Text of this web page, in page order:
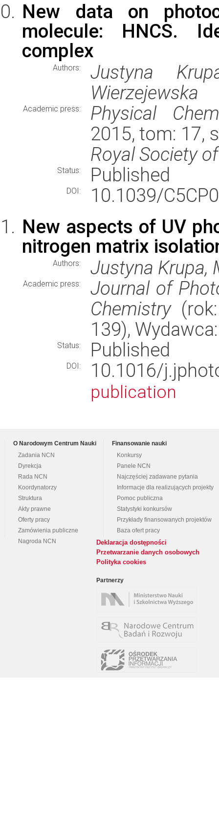
New data on
molecule: HNCS.
complex
Authors:
Justyna
Wierzejewska
Academic press:
Physical
2015, tom: 17,
Royal Society
Status: Published
DOI:
10.1039/
New aspects of UV
nitrogen matrix
Authors: Justyna Krupa,
Academic press:
Journal of
Chemistry(rok:
139),
Status: Published
DOI: 10.1016/
publication
O Narodowym Centrum Nauki
Zadania NCN
Dyrekcja
Rada NCN
Koordynatorzy
Struktura
Akty prawne
Oferty pracy
Zamówienia publiczne
Nagroda NCN
Finansowanie nauki
Konkursy
Panele NCN
Najczęściej zadawane pytania
Informacje dla realizujących projekty
Pomoc publiczna
Statystyki konkursów
Przykłady finansowanych projektów
Baza ofert pracy
Deklaracja dostępności
Przetwarzanie danych osobowych
Polityka cookies
Partnerzy